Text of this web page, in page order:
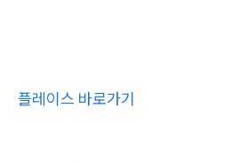
플레이스 바로가기